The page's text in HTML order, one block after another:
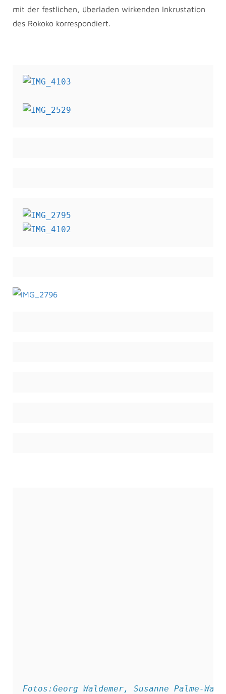
mit der festlichen, überladen wirkenden Inkrustation
des Rokoko korrespondiert.
Fotos:Georg Waldemer, Susanne Palme-